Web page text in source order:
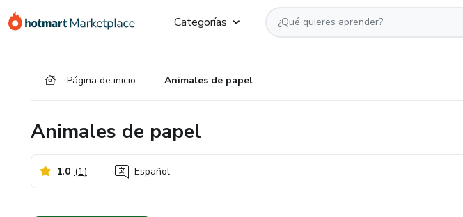
Categorías
Página de inicio Animales de papel
Animales de papel
1.0 (1) Español